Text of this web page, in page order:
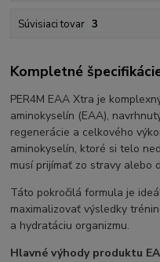
Súvisiaci tovar 3
Kompletné
PER4M EAA Xtra je
aminokyselín (EAA),
regenerácie a celkového
aminokyselín, ktoré si telo
musí prijímať zo stravy alebo
Táto pokročilá formula je
maximalizovať výsledky
a hydratáciu organizmu.
Hlavné výhody produktu